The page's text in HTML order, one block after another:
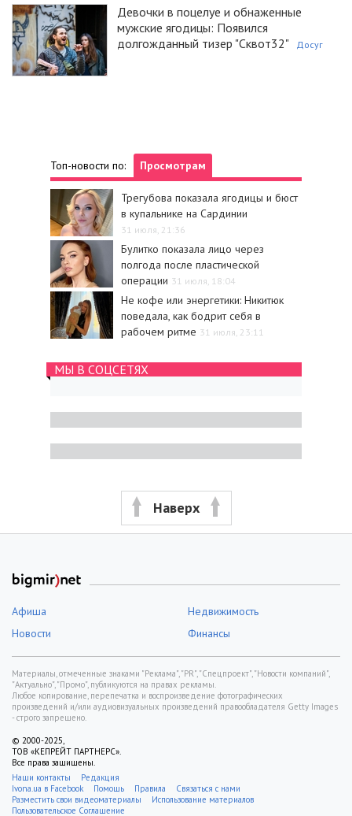
Девочки в поцелуе и обнаженные
мужские ягодицы: Появился
долгожданный тизер "Сквот32"
Досуг
Топ-новости по: Просмотрам
Трегубова показала ягодицы и бюст
в купальнике на Сардинии
31 июля, 21:36
Булитко показала лицо через
полгода после пластической
операции 31 июля, 18:04
Не кофе или энергетики: Никитюк
поведала, как бодрит себя в
рабочем ритме 31 июля, 23:11
МЫ В СОЦСЕТЯХ
Наверх
Афиша
Недвижимость
Новости
Финансы
Материалы, отмеченные знаками "Реклама", "PR", "Спецпроект", "Новости компаний",
"Актуально", "Промо", публикуются на правах рекламы.
Любое копирование, перепечатка и воспроизведение фотографических
произведений и/или аудиовизуальных произведений правообладателя Getty Images
- строго запрещено.
© 2000-2025,
ТОВ «КЕПРЕЙТ ПАРТНЕРС».
Все права защищены.
Наши контакты
Редакция
Ivona.ua в Facebook
Помощь Правила
Связаться с нами
Разместить свои видеоматериалы
Использование материалов
Пользовательское Соглашение